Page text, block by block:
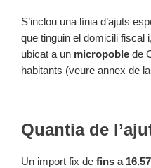
S’inclou una línia d’ajuts
que tinguin el domicili fiscal
ubicat a un micropoble de
habitants (veure annex de
Quantia de
Un import fix de fins a